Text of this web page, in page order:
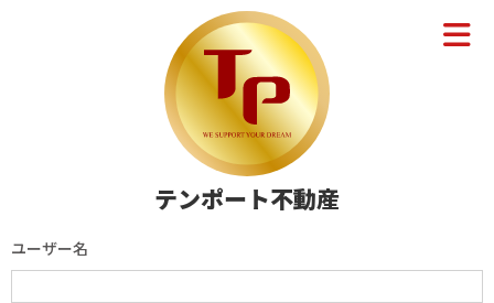
テンポート不動産
ユーザー名